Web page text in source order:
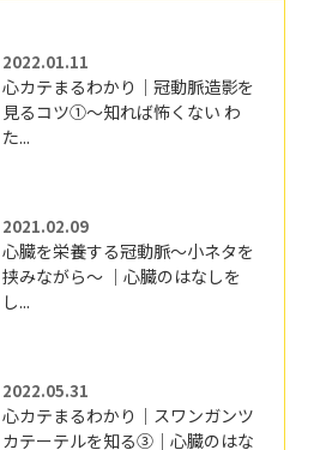
2022.01.11
心カテまるわかり｜冠動脈造影を
見るコツ①～知れば怖くない わ
た...
2021.02.09
心臓を栄養する冠動脈～小ネタを
挟みながら～ ｜心臓のはなしを
し...
2022.05.31
心カテまるわかり｜スワンガンツ
カテーテルを知る③｜心臓のはな